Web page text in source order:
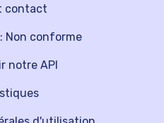
notre API
contact
Non conforme